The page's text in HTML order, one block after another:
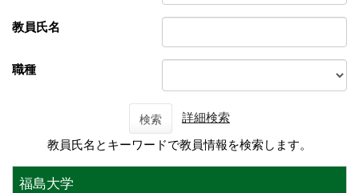
教員氏名
職種
検索
詳細検索
教員氏名とキーワードで教員情報を検索します。
福島大学